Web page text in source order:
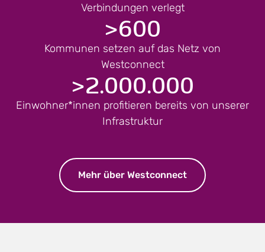
Verbindungen verlegt
>600
Kommunen setzen auf das Netz von
Westconnect
>2.000.000
Einwohner*innen profitieren bereits von unserer
Infrastruktur
Mehr über Westconnect